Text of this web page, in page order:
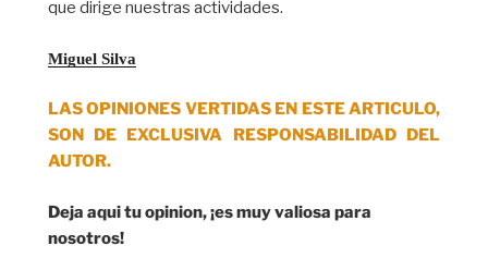
que dirige nuestras actividades.
Miguel Silva
LAS OPINIONES VERTIDAS EN ESTE ARTICULO,
SON DE EXCLUSIVA RESPONSABILIDAD DEL
AUTOR.
Deja aqui tu opinion, ¡es muy valiosa para
nosotros!